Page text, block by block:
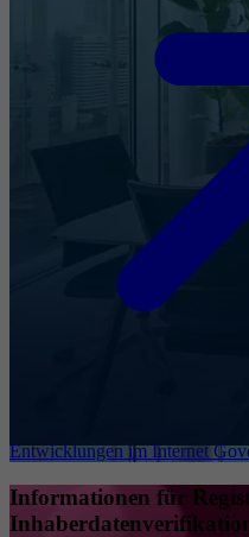
Entwicklungen im Internet
Informationen für